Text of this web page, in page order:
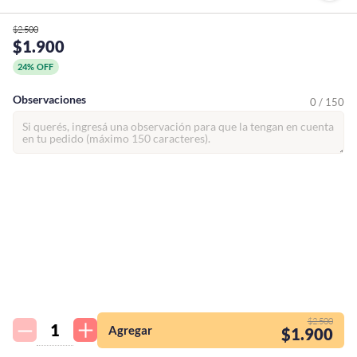
tienda así para mi
emprendimiento!
$2.500
$1.900
24% OFF
Observaciones 0 / 150
Agregar
$2.500
$1.900